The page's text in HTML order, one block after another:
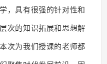
，具有很强的针对性和
次的知识拓展和思想解
次为我们授课的老师都